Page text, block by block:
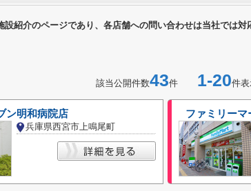
紹介のページであり、各店舗への問い合わせは当社では対
該当公開件数43件 1-20件
ン明和病院店
兵庫県西宮市上鳴尾町
ファミリー